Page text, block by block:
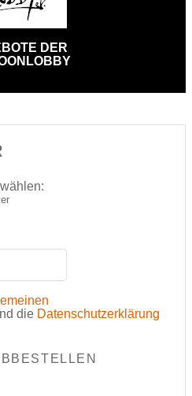
DER
die Datenschutzerklärung